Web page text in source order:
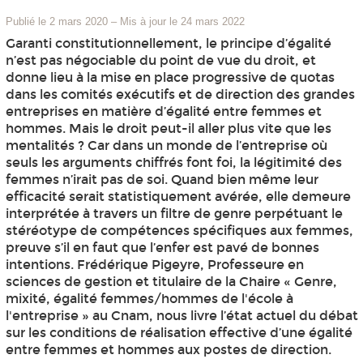
Publié le 2 mars 2020 – Mis à jour le 24 mars 2022
Garanti constitutionnellement, le principe d’égalité
n’est pas négociable du point de vue du droit, et
donne lieu à la mise en place progressive de quotas
dans les comités exécutifs et de direction des grandes
entreprises en matière d’égalité entre femmes et
hommes. Mais le droit peut-il aller plus vite que les
mentalités ? Car dans un monde de l’entreprise où
seuls les arguments chiffrés font foi, la légitimité des
femmes n’irait pas de soi. Quand bien même leur
efficacité serait statistiquement avérée, elle demeure
interprétée à travers un filtre de genre perpétuant le
stéréotype de compétences spécifiques aux femmes,
preuve s’il en faut que l’enfer est pavé de bonnes
intentions. Frédérique Pigeyre, Professeure en
sciences de gestion et titulaire de la Chaire « Genre,
mixité, égalité femmes/hommes de l'école à
l'entreprise » au Cnam, nous livre l’état actuel du débat
sur les conditions de réalisation effective d’une égalité
entre femmes et hommes aux postes de direction.